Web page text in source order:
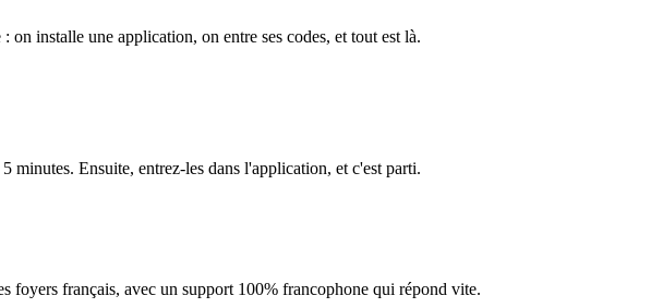
installe une application, on entre ses codes, et tout est là.
Ensuite, entrez-les dans l'application, et c'est parti.
foyers français, avec un support 100% francophone qui répond vite.